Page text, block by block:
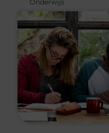
Onderwijs